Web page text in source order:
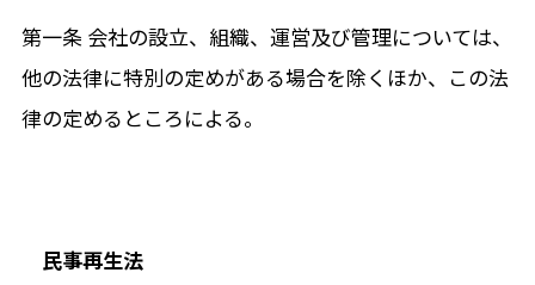
第一条 会社の設立、組織、運営及び管理については、
他の法律に特別の定めがある場合を除くほか、この法
律の定めるところによる。
民事再生法